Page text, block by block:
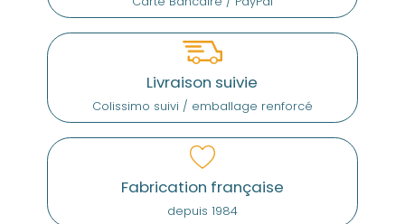
Livraison suivie
Colissimo suivi / emballage renforcé
Fabrication française
depuis 1984